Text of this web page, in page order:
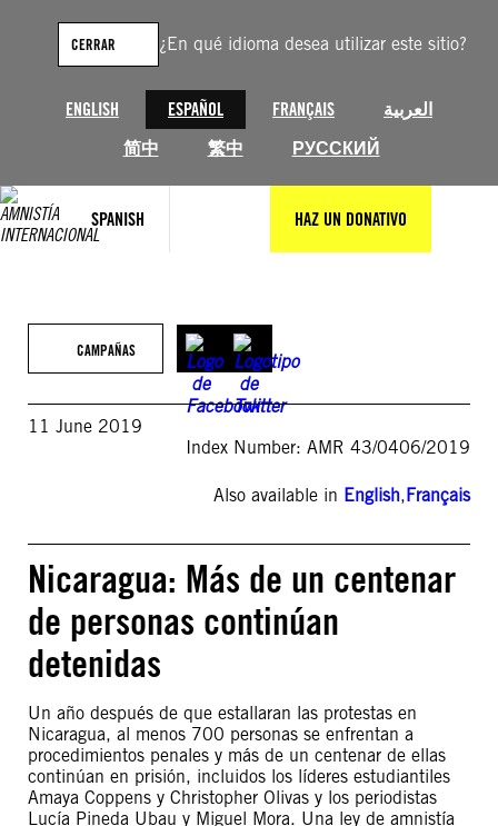
¿En qué idioma desea utilizar este sitio?
ENGLISH ESPAÑOL FRANÇAIS
العربية
简中
繁中 РУССКИЙ
CERRAR
SPANISH HAZ UN DONATIVO
contenido
CAMPAÑAS
11 June 2019
Index Number: AMR 43/0406/2019
Also available in English,Français
Nicaragua: Más de un centenar
de personas continúan
detenidas
Un año después de que estallaran las protestas en
Nicaragua, al menos 700 personas se enfrentan a
procedimientos penales y más de un centenar de ellas
continúan en prisión, incluidos los líderes estudiantiles
Amaya Coppens y Christopher Olivas y los periodistas
Lucía Pineda Ubau y Miguel Mora. Una ley de amnistía